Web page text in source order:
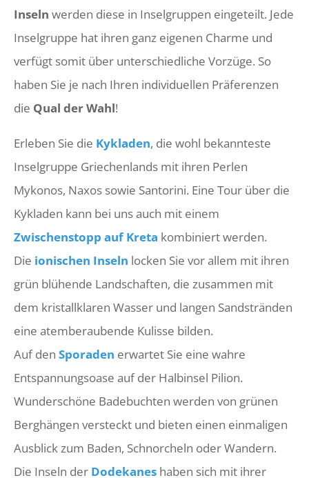
Inseln werden diese in Inselgruppen eingeteilt. Jede
Inselgruppe hat ihren ganz eigenen Charme und
verfügt somit über unterschiedliche Vorzüge. So
haben Sie je nach Ihren individuellen Präferenzen
die Qual der Wahl!
Erleben Sie die Kykladen, die wohl bekannteste
Inselgruppe Griechenlands mit ihren Perlen
Mykonos, Naxos sowie Santorini. Eine Tour über die
Kykladen kann bei uns auch mit einem
Zwischenstopp auf Kreta kombiniert werden.
Die ionischen Inseln locken Sie vor allem mit ihren
grün blühende Landschaften, die zusammen mit
dem kristallklaren Wasser und langen Sandstränden
eine atemberaubende Kulisse bilden.
Auf den Sporaden erwartet Sie eine wahre
Entspannungsoase auf der Halbinsel Pilion.
Wunderschöne Badebuchten werden von grünen
Berghängen versteckt und bieten einen einmaligen
Ausblick zum Baden, Schnorcheln oder Wandern.
Die Inseln der Dodekanes haben sich mit ihrer